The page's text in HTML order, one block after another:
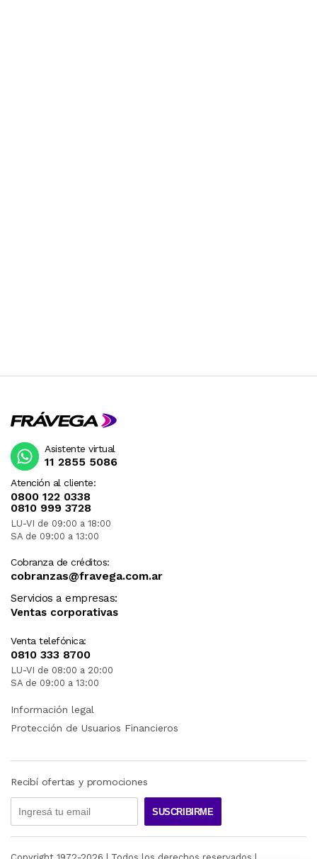
Atención al cliente:
0800 122 0338
0810 999 3728
LU-VI de 09:00 a 18:00
SA de 09:00 a 13:00
Cobranza de créditos:
cobranzas@fravega.com.ar
Servicios a empresas:
Ventas corporativas
Venta telefónica:
0810 333 8700
LU-VI de 08:00 a 20:00
SA de 09:00 a 13:00
Asistente virtual
11 2855 5086
Información legal
Protección de Usuarios Financieros
Recibí ofertas y promociones
SUSCRIBIRME